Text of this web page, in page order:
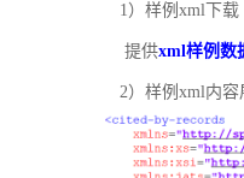
1）样例xml下载
提供xml样例数
2）样例xml内容